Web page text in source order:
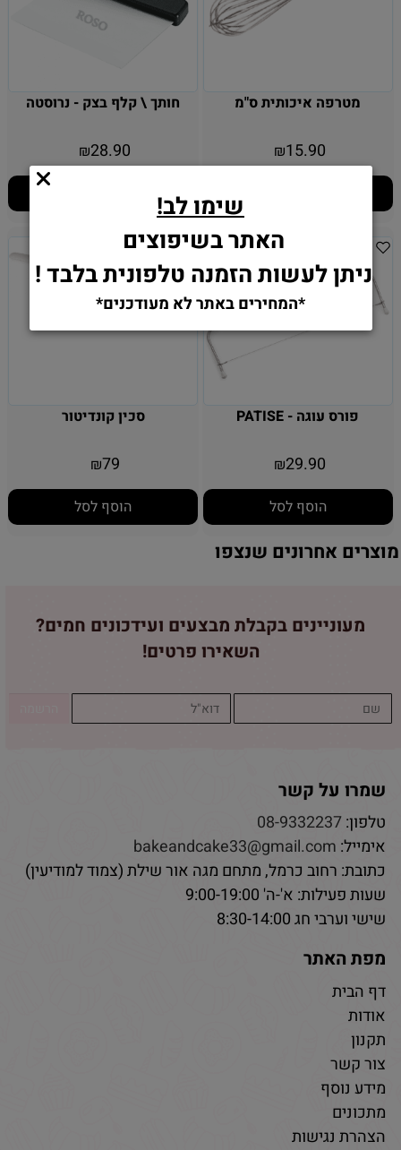
מטרפה איכותית ס"מ
₪15.90
חותך \ קלף בצק - נרוסטה
₪28.90
פורס עוגה - PATISE
₪29.90
הוסף לסל
סכין קונדיטור
₪79
הוסף לסל
מוצרים אחרונים שנצפו
מעוניינים בקבלת מבצעים ועידכונים חמים?
השאירו פרטים!
שמרו על קשר
טלפון:08-9332237
אימייל: bakeandcake33@gmail.com
כתובת: רחוב כרמל, מתחם מגה אור שילת (צמוד למודיעין)
שעות פעילות: א'-ה' 9:00-19:00
שישי וערבי חג 8:30-14:00
מפת האתר
דף הבית
אודות
תקנון
צור קשר
מידע נוסף
מתכונים
הצהרת נגישות
שימו לב!
האתר בשיפוצים
ניתן לעשות הזמנה טלפונית בלבד !
*המחירים באתר לא מעודכנים*